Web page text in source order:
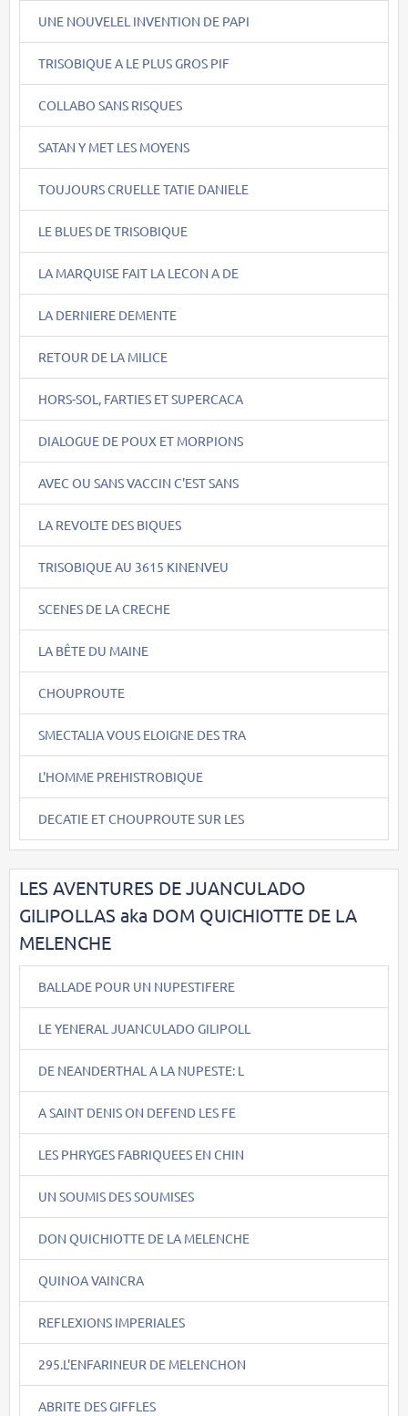
UNE NOUVELEL INVENTION DE PAPI
TRISOBIQUE A LE PLUS GROS PIF
COLLABO SANS RISQUES
SATAN Y MET LES MOYENS
TOUJOURS CRUELLE TATIE DANIELE
LE BLUES DE TRISOBIQUE
LA MARQUISE FAIT LA LECON A DE
LA DERNIERE DEMENTE
RETOUR DE LA MILICE
HORS-SOL, FARTIES ET SUPERCACA
DIALOGUE DE POUX ET MORPIONS
AVEC OU SANS VACCIN C'EST SANS
LA REVOLTE DES BIQUES
TRISOBIQUE AU 3615 KINENVEU
SCENES DE LA CRECHE
LA BÊTE DU MAINE
CHOUPROUTE
SMECTALIA VOUS ELOIGNE DES TRA
L'HOMME PREHISTROBIQUE
DECATIE ET CHOUPROUTE SUR LES
LES AVENTURES DE JUANCULADO
GILIPOLLAS aka DOM QUICHIOTTE DE LA
MELENCHE
BALLADE POUR UN NUPESTIFERE
LE YENERAL JUANCULADO GILIPOLL
DE NEANDERTHAL A LA NUPESTE: L
A SAINT DENIS ON DEFEND LES FE
LES PHRYGES FABRIQUEES EN CHIN
UN SOUMIS DES SOUMISES
DON QUICHIOTTE DE LA MELENCHE
QUINOA VAINCRA
REFLEXIONS IMPERIALES
295.L'ENFARINEUR DE MELENCHON
ABRITE DES GIFFLES